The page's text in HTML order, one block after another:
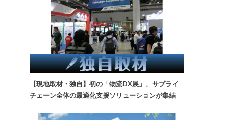
【現地取材・独自】初の「物流DX展」、サプライ
チェーン全体の最適化支援ソリューションが集結